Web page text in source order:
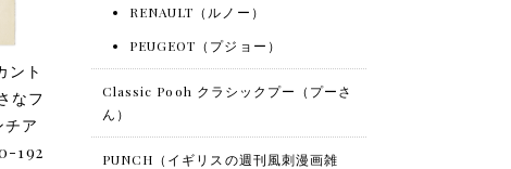
ント
なフ
ア
192
RENAULT（ルノー）
PEUGEOT（プジョー）
Classic Pooh クラシックプー（プーさ
ん）
PUNCH（イギリスの週刊風刺漫画雑